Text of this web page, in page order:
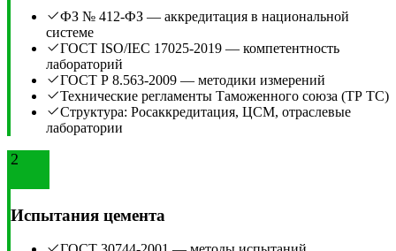
ФЗ № 412-ФЗ — аккредитация в национальной
системе
ГОСТ ISO/IEC 17025-2019 — компетентность
лабораторий
ГОСТ Р 8.563-2009 — методики измерений
Технические регламенты Таможенного союза (ТР ТС)
Структура: Росаккредитация, ЦСМ, отраслевые
лаборатории
2
Испытания цемента